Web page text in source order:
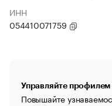
ИНН
054410071759
Управляйте профилем
Повышайте